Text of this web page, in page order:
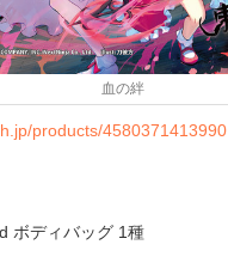
血の絆
products/4580371413990
ボディバッグ 1種